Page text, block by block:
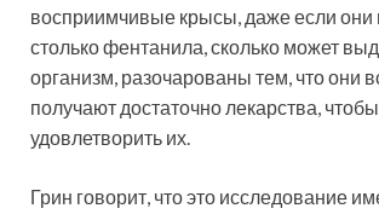
восприимчивые крысы, даже если
столько фентанила, сколько может
организм, разочарованы тем, что они
получают достаточно лекарства, чтобы
удовлетворить их.
Грин говорит, что это исследование